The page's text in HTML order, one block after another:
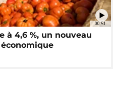
00:51
à 4,6 %, un nouveau